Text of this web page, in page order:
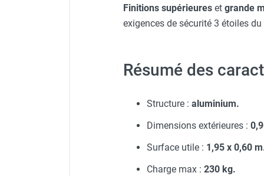
Finitions supérieures et grande
exigences de sécurité 3 étoiles
Résumé des
Structure : aluminium.
Dimensions extérieures :
Surface utile : 1,95 x 0,60
Charge max : 230 kg.